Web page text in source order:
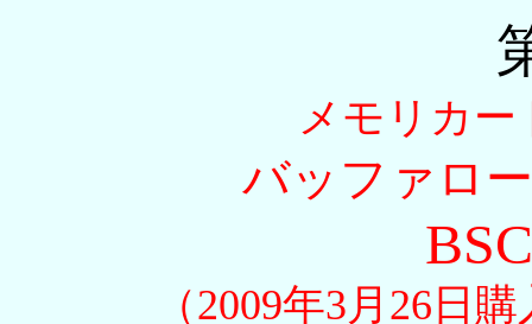
メモリカ
バッファロ
（2009年3月26日